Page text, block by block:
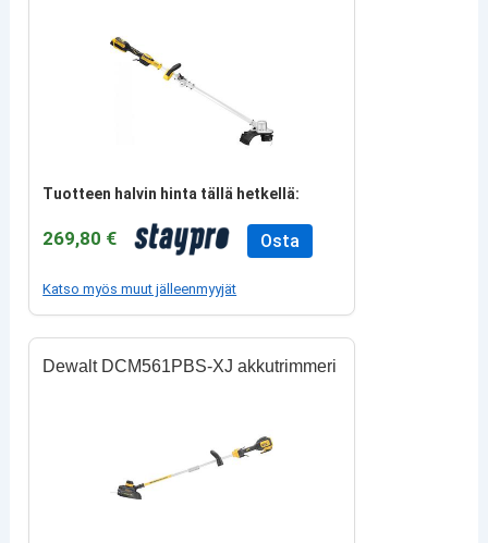
Tuotteen halvin hinta tällä hetkellä:
269,80 € Osta
Katso myös muut jälleenmyyjät
Dewalt DCM561PBS-XJ akkutrimmeri